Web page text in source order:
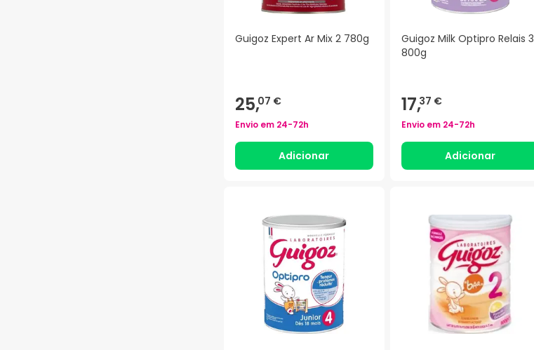
Guigoz Expert Ar Mix 2 780g
25,07 €
Envio em 24-72h
Adicionar
Guigoz Milk Optipro Relais 3
800g
17,37 €
Envio em 24-72h
Adicionar